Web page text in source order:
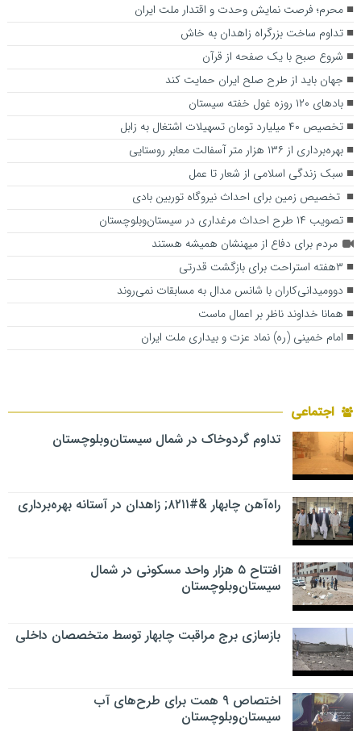
محرم؛ فرصت نمایش وحدت و اقتدار ملت ایران
تداوم ساخت بزرگراه زاهدان به خاش
شروع صبح با یک صفحه از قرآن
جهان باید از طرح صلح ایران حمایت کند
بادهای ۱۲۰ روزه غول خفته سیستان
تخصیص ۴۰ میلیارد تومان تسهیلات اشتغال به زابل
بهره‌برداری از ۱۳۶ هزار متر آسفالت معابر روستایی
سبک زندگی اسلامی از شعار تا عمل
تخصیص زمین برای احداث نیروگاه توربین بادی
تصویب ۱۴ طرح احداث مرغداری در سیستان‌وبلوچستان
مردم برای دفاع از میهنشان همیشه هستند
۳هفته استراحت برای بازگشت قدرتی
دوومیدانی‌کاران با شانس مدال به مسابقات نمی‌روند
همانا خداوند ناظر بر اعمال ماست
امام خمینی (ره) نماد عزت و بیداری ملت ایران
اجتماعی
تداوم گردوخاک در شمال سیستان‌وبلوچستان
راه‌آهن چابهار &#۸۲۱۱; زاهدان در آستانه بهره‌برداری
افتتاح ۵ هزار واحد مسکونی در شمال
سیستان‌وبلوچستان
بازسازی برج مراقبت چابهار توسط متخصصان داخلی
اختصاص ۹ همت برای طرح‌های آب
سیستان‌وبلوچستان